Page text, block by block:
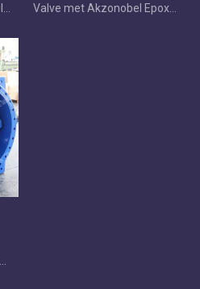
Valve met Akzonobel Epoxy